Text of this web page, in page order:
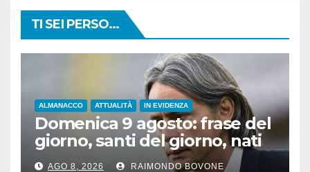
TI SEI PERSO...
ALMANACCO ATTUALITÀ IN EVIDENZA
Domenica 9 agosto: frase del
giorno, santi del giorno, nati
famosi, accadde oggi
AGO 8, 2026 RAIMONDO BOVONE